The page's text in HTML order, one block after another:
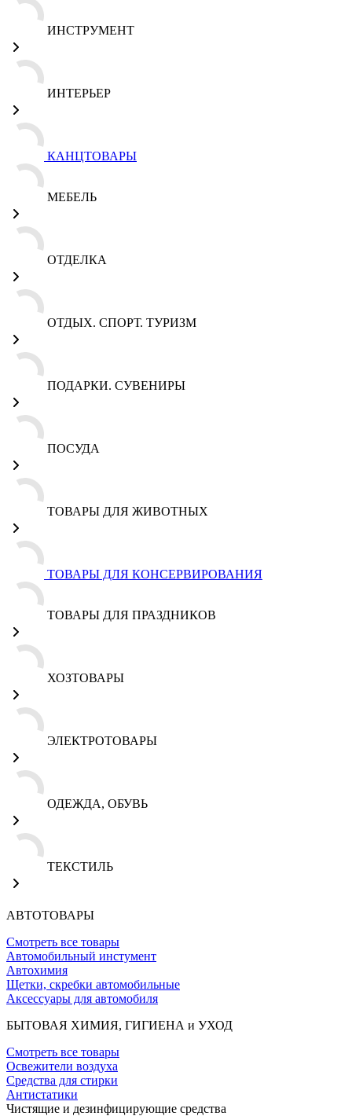
ИНСТРУМЕНТ
ИНТЕРЬЕР
КАНЦТОВАРЫ
МЕБЕЛЬ
ОТДЕЛКА
ОТДЫХ. СПОРТ. ТУРИЗМ
ПОДАРКИ. СУВЕНИРЫ
ПОСУДА
ТОВАРЫ ДЛЯ ЖИВОТНЫХ
ТОВАРЫ ДЛЯ КОНСЕРВИРОВАНИЯ
ТОВАРЫ ДЛЯ ПРАЗДНИКОВ
ХОЗТОВАРЫ
ЭЛЕКТРОТОВАРЫ
ОДЕЖДА, ОБУВЬ
ТЕКСТИЛЬ
АВТОТОВАРЫ
Смотреть все товары
Автомобильный инстумент
Автохимия
Щетки, скребки автомобильные
Аксессуары для автомобиля
БЫТОВАЯ ХИМИЯ, ГИГИЕНА и УХОД
Смотреть все товары
Освежители воздуха
Средства для стирки
Антистатики
Чистящие и дезинфицирующие средства